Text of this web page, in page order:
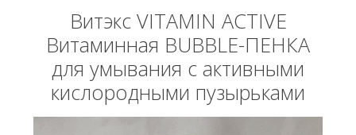
Витэкс VITAMIN ACTIVE
Витаминная BUBBLE-ПЕНКА
для умывания с активными
кислородными пузырьками